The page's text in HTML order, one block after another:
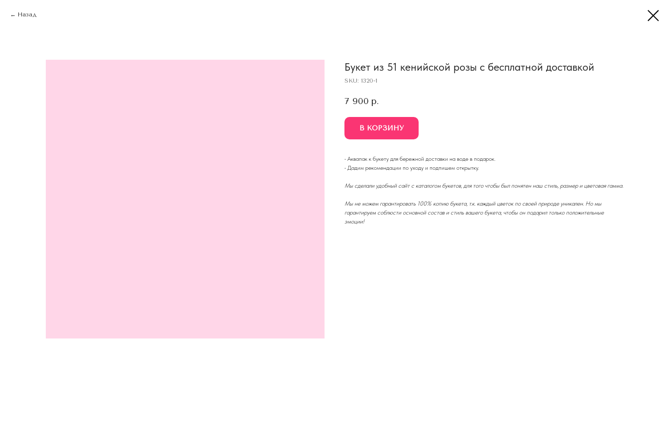
Назад
Букет из 51 кенийской розы с бесплатной доставкой
SKU: 1320-1
7 900 р.
В КОРЗИНУ
· Аквапак к букету для бережной доставки на воде в подарок.
· Дадим рекомендации по уходу и подпишем открытку.
Мы сделали удобный сайт с каталогом букетов, для того чтобы был понятен наш стиль, размер и цветовая гамма.
Мы не можем гарантировать 100% копию букета, т.к. каждый цветок по своей природе уникален. Но мы
гарантируем соблюсти основной состав и стиль вашего букета, чтобы он подарил только положительные
эмоции!